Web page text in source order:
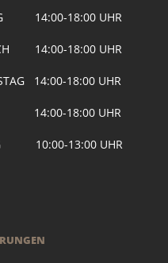
14:00-18:00 UHR
14:00-18:00 UHR
14:00-18:00 UHR
14:00-18:00 UHR
10:00-13:00 UHR